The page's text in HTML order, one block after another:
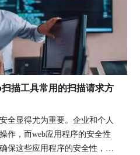
先在【URL和服务器】界
地址，或者服务器地址。
描工具常用的扫描请求方
全显得尤为重要。企业和个人
作，而web应用程序的安全性
保这些应用程序的安全性，各